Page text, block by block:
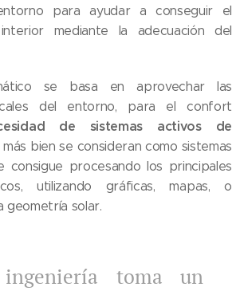
para ayudar a conseguir el
mediante la adecuación del
se basa en aprovechar las
del entorno, para el confort
de sistemas activos de
más bien se consideran como sistemas
consigue procesando los principales
utilizando gráficas, mapas, o
geometría solar.
toma un